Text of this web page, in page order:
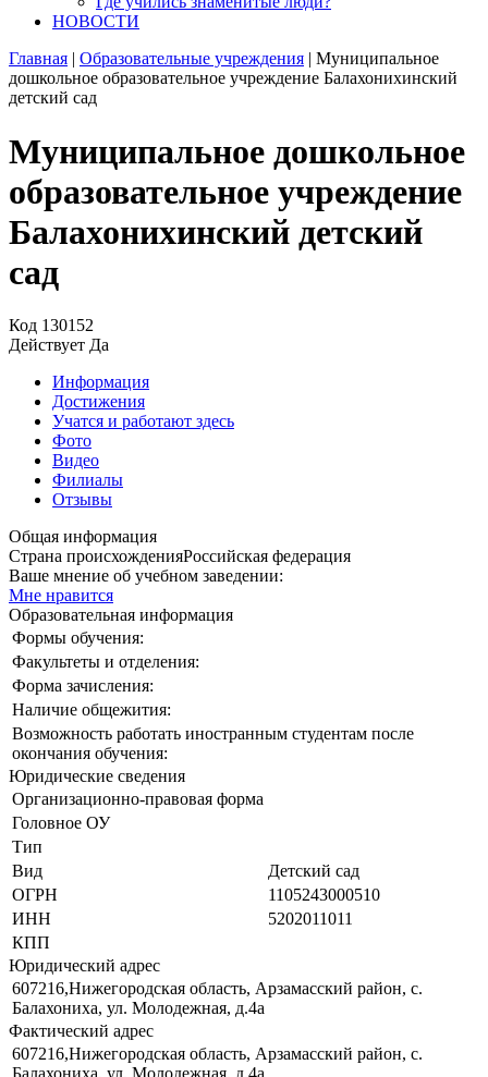
НОВОСТИ
Главная | Образовательные учреждения | Муниципальное
дошкольное образовательное учреждение Балахонихинский
детский сад
Муниципальное дошкольное
образовательное учреждение
Балахонихинский детский
сад
Код 130152
Действует Да
Информация
Достижения
Учатся и работают здесь
Фото
Видео
Филиалы
Отзывы
Общая информация
Страна происхожденияРоссийская федерация
Ваше мнение об учебном заведении:
Мне нравится
Образовательная информация
Формы обучения:
Факультеты и отделения:
Форма зачисления:
Наличие общежития:
Возможность работать иностранным студентам после
окончания обучения:
Юридические сведения
Организационно-правовая форма
Головное ОУ
Тип
Вид
Детский сад
ОГРН
1105243000510
ИНН
5202011011
КПП
Юридический адрес
607216,Нижегородская область, Арзамасский район, с.
Балахониха, ул. Молодежная, д.4а
Фактический адрес
607216,Нижегородская область, Арзамасский район, с.
Балахониха, ул. Молодежная, д.4а